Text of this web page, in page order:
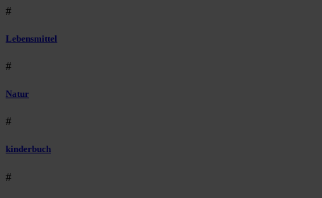
#
Lebensmittel
#
Natur
#
kinderbuch
#